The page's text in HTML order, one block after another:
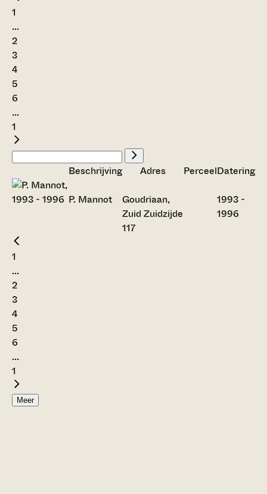
1
...
2
3
4
5
6
...
1
Beschrijving Adres PerceelDatering
P. Mannot
Goudriaan,
Zuid Zuidzijde
117
1993 -
1996
1
...
2
3
4
5
6
...
1
Meer